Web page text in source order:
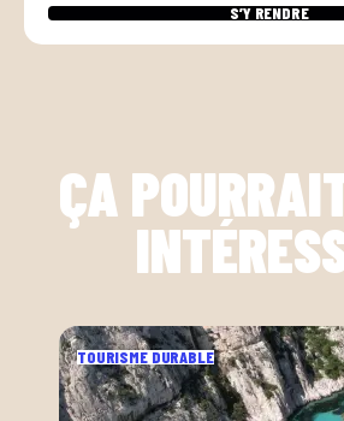
S’Y RENDRE
ÇA
TOURISME DURABLE